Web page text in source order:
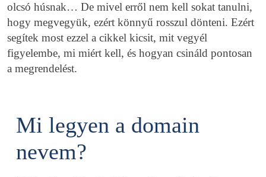
olcsó húsnak… De mivel erről nem kell sokat tanulni,
hogy megvegyük, ezért könnyű rosszul dönteni. Ezért
segítek most ezzel a cikkel kicsit, mit vegyél
figyelembe, mi miért kell, és hogyan csináld pontosan
a megrendelést.
Mi legyen a domain
nevem?